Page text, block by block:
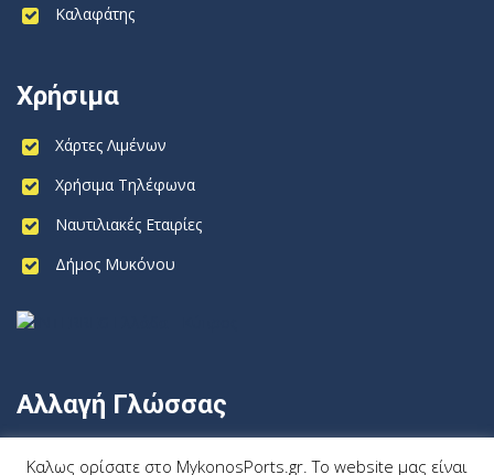
Καλαφάτης
Χρήσιμα
Χάρτες Λιμένων
Χρήσιμα Τηλέφωνα
Ναυτιλιακές Εταιρίες
Δήμος Μυκόνου
Αλλαγή Γλώσσας
Καλως ορίσατε στο MykonosPorts.gr. Το website μας είναι